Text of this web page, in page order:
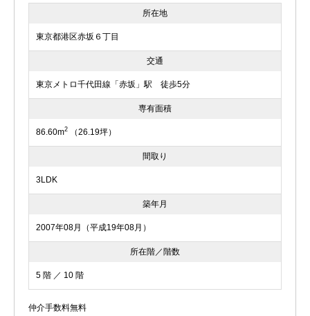
所在地
東京都港区赤坂６丁目
交通
東京メトロ千代田線「赤坂」駅 徒歩5分
専有面積
86.60m2 （26.19坪）
間取り
3LDK
築年月
2007年08月（平成19年08月）
所在階／階数
5 階 ／ 10 階
仲介手数料無料